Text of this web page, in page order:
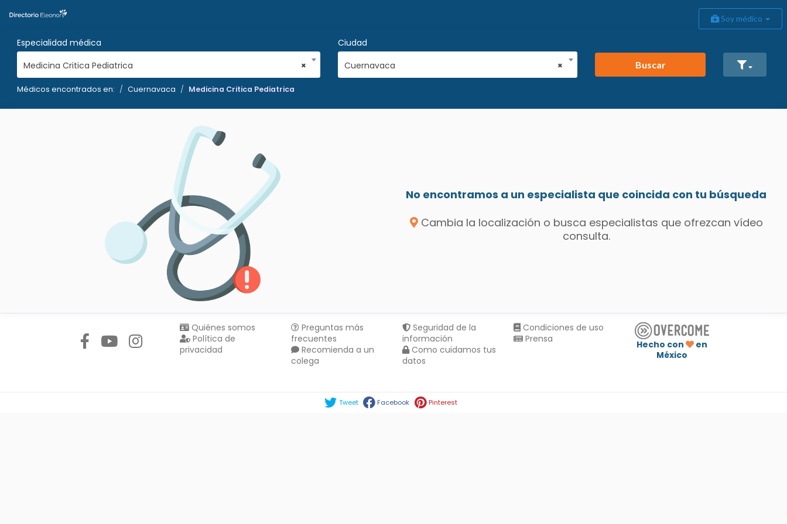
Soy médico
Especialidad médica
×
Medicina Critica Pediatrica
Ciudad
×
Cuernavaca Buscar
Médicos encontrados en: Cuernavaca Medicina Critica Pediatrica
No encontramos a un especialista que coincida con tu búsqueda
Cambia la localización o busca especialistas que ofrezcan vídeo
consulta.
Quiénes somos
Política de
privacidad
Preguntas más
frecuentes
Recomienda a un
colega
Seguridad de la
información
Como cuidamos tus
datos
Condiciones de uso
Prensa
Hecho con
en
México
Tweet Facebook Pinterest